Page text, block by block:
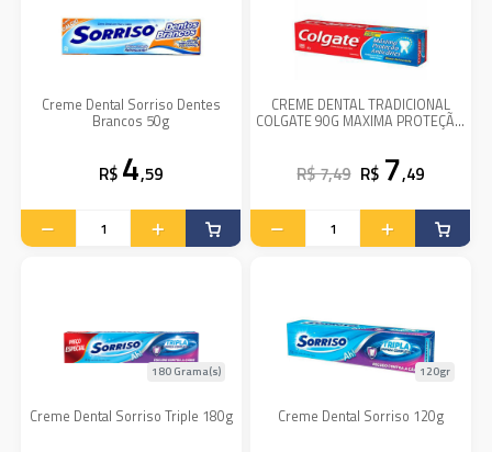
Creme Dental Sorriso Dentes
Brancos 50g
R$ 4,59
CREME DENTAL TRADICIONAL
COLGATE 90G MAXIMA PROTEÇÃO
R$ 7,49 R$ 7,49
Creme Dental Sorriso Triple 180g
180 Grama(s)
Creme Dental Sorriso 120g
120gr